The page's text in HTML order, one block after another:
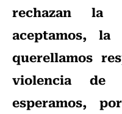
rechazan la
aceptamos,
querellamos
violencia de
esperamos,